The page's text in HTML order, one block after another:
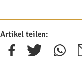
Artikel teilen: